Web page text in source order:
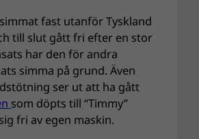
fast utanför Tyskland
till slut gått fri efter en stor
har den för andra
simma på grund. Även
ser ut att ha gått
som döpts till “Timmy”
fri av egen maskin.